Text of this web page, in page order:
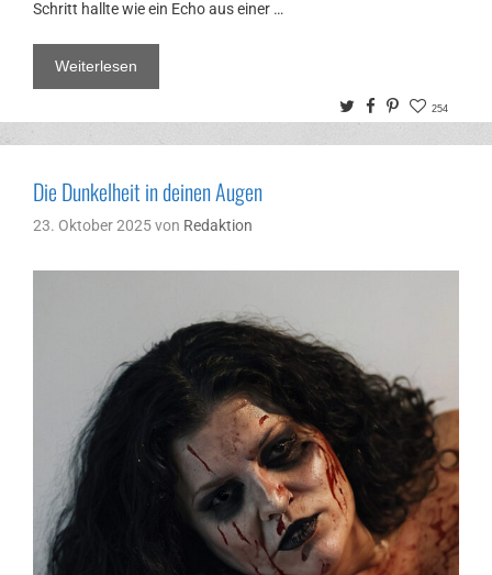
Schritt hallte wie ein Echo aus einer …
Weiterlesen
TwitterFacebook
Pinterest
254
Die Dunkelheit in deinen Augen
23. Oktober 2025von Redaktion